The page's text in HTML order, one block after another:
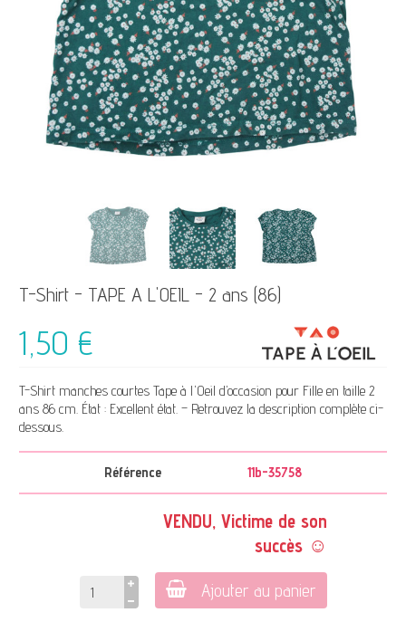
T-Shirt - TAPE A L'OEIL - 2 ans (86)
1,50 €
T-Shirt manches courtes Tape à l'Oeil d’occasion pour Fille en taille 2
ans 86 cm. État : Excellent état. – Retrouvez la description complète ci-
dessous.
Référence 11b-35758
VENDU, Victime de son
succès ☺
Ajouter au panier